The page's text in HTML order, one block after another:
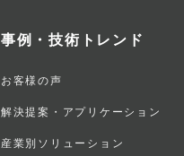
事例・技術トレンド
お客様の声
解決提案・アプリケーション
産業別ソリューション